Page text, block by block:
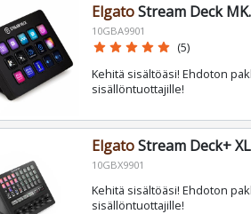
ElgatoStream Deck
10GBA9901
star star star star star (5)
Kehitä sisältöäsi! Ehdoton
sisällöntuottajille!
ElgatoStream Deck+
10GBX9901
Kehitä sisältöäsi! Ehdoton
sisällöntuottajille!